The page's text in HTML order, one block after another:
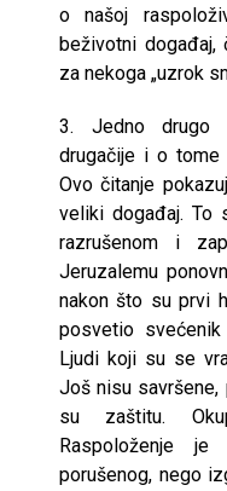
o našoj
beživotni
za nekoga „uzrok
3. Jedno drugo
drugačije i o tome
Ovo čitanje
veliki događaj. To
razrušenom i
Jeruzalemu
nakon što su prvi
posvetio svećenik
Ljudi koji su se
Još nisu savršene,
su zaštitu.
Raspoloženje
porušenog, nego